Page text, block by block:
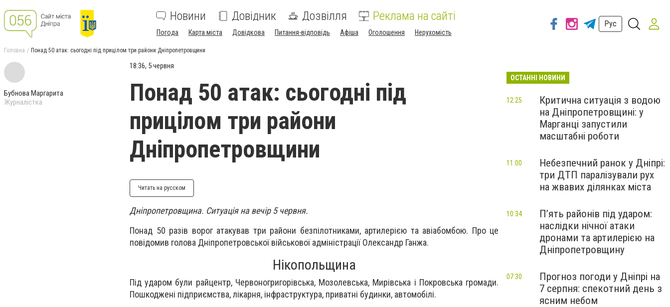
Новини Довідник Дозвілля Реклама на сайті
Погода Карта міста Довідкова Питання-відповідь Афіша Оголошення Нерухомість
Рус
Головна Понад 50 атак: сьогодні під прицілом три райони Дніпропетровщини
Бубнова Маргарита
Журналістка
18:36, 5 червня
Понад 50 атак: сьогодні під
прицілом три райони
Дніпропетровщини
Читать на русском
Дніпропетровщина. Ситуація на вечір 5 червня.
Понад 50 разів ворог атакував три райони безпілотниками, артилерією та авіабомбою. Про це
повідомив голова Дніпропетровської військової адміністрації Олександр Ганжа.
Нікопольщина
Під ударом були райцентр, Червоногригорівська, Мозолевська, Мирівська і Покровська громади.
Пошкоджені підприємства, лікарня, інфраструктура, приватні будинки, автомобілі.
ОСТАННІ НОВИНИ
Критична ситуація з водою
на Дніпропетровщині: у
Марганці запустили
масштабні роботи
12:25
Небезпечний ранок у Дніпрі:
три ДТП паралізували рух
на жвавих ділянках міста
11:00
П’ять районів під ударом:
наслідки нічної атаки
дронами та артилерією на
Дніпропетровщину
10:34
Прогноз погоди у Дніпрі на
7 серпня: спекотний день з
ясним небом
07:30